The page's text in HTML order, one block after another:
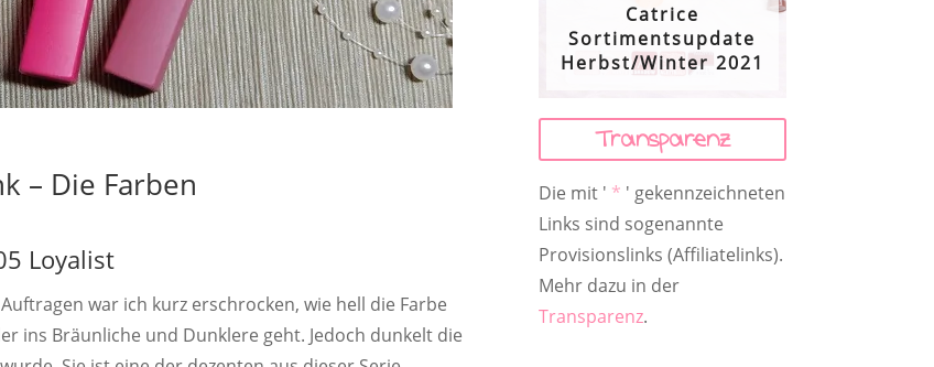
– Die Farben
Loyalist
war ich kurz erschrocken, wie hell die Farbe
ins Bräunliche und Dunklere geht. Jedoch dunkelt die
Catrice
Sortimentsupdate
Herbst/Winter 2021
Transparenz
Die mit ' * ' gekennzeichneten
Links sind sogenannte
Provisionslinks (Affiliatelinks).
Mehr dazu in der
Transparenz.